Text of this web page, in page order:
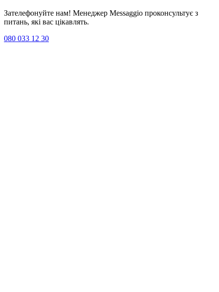
Зателефонуйте нам! Менеджер Messaggio проконсультує з
питань, які вас цікавлять.
080 033 12 30